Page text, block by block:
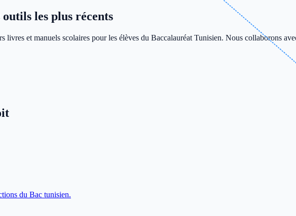
les plus récents
et manuels scolaires pour les élèves du Baccalauréat Tunisien. Nous collaborons
du Bac tunisien.